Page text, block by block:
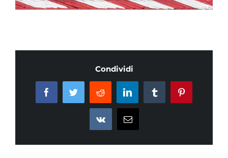
Condividi
FacebookTwitterReddit LinkedInTumblrPinterest
Vk Email